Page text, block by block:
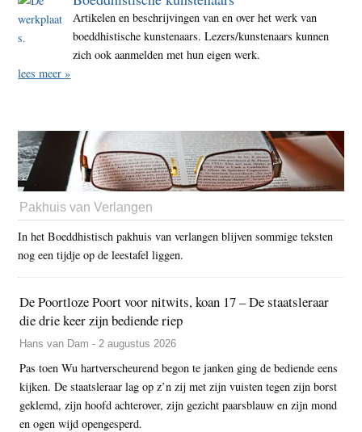
Artikelen en beschrijvingen van en over het werk van
boeddhistische kunstenaars. Lezers/kunstenaars kunnen
zich ook aanmelden met hun eigen werk.
lees meer »
Pakhuis van Verlangen
In het Boeddhistisch pakhuis van verlangen blijven sommige teksten
nog een tijdje op de leestafel liggen.
De Poortloze Poort voor nitwits, koan 17 – De staatsleraar
die drie keer zijn bediende riep
Hans van Dam - 2 augustus 2026
Pas toen Wu hartverscheurend begon te janken ging de bediende eens
kijken. De staatsleraar lag op z’n zij met zijn vuisten tegen zijn borst
geklemd, zijn hoofd achterover, zijn gezicht paarsblauw en zijn mond
en ogen wijd opengesperd.